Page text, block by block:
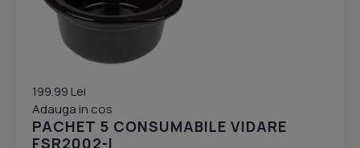
199.99 Lei
Adauga in cos
PACHET 5 CONSUMABILE VIDARE
FSR2002-I